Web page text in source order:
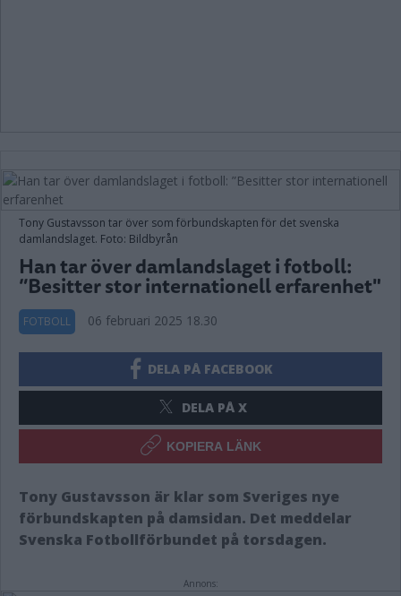
Tony Gustavsson tar över som förbundskapten för det svenska
damlandslaget. Foto: Bildbyrån
Han tar över damlandslaget i fotboll:
”Besitter stor internationell erfarenhet"
FOTBOLL 06 februari 2025 18.30
DELA PÅ FACEBOOK
DELA PÅ X
KOPIERA LÄNK
Tony Gustavsson är klar som Sveriges nye
förbundskapten på damsidan. Det meddelar
Svenska Fotbollförbundet på torsdagen.
Annons: